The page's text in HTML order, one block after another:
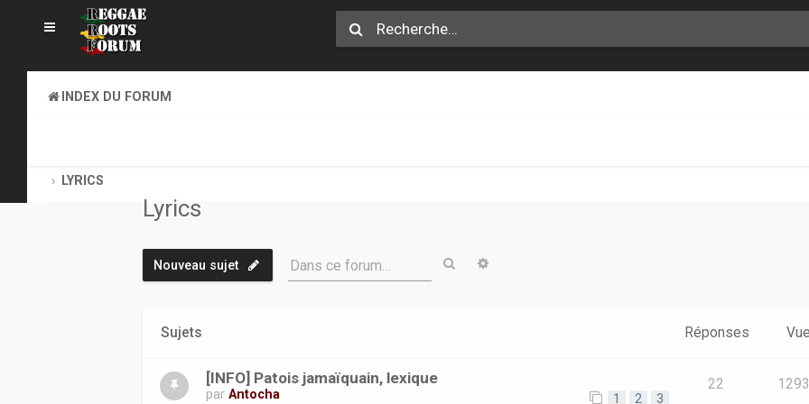
INDEX DU FORUM
LYRICS
Lyrics
Nouveau sujet Dans ce forum… Rechercher
Sujets Réponses
[INFO] Patois jamaïquain, lexique
parAntocha 1 2 3
22